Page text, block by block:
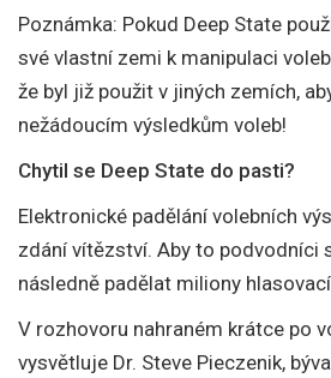
Poznámka: Pokud Deep State
své vlastní zemi k manipulaci
že byl již použit v jiných zemích,
nežádoucím výsledkům voleb!
Chytil se Deep State do pasti?
Elektronické padělání volebních
zdání vítězství. Aby to podvodníci
následně padělat miliony
V rozhovoru nahraném krátce po
vysvětluje Dr. Steve Pieczenik,